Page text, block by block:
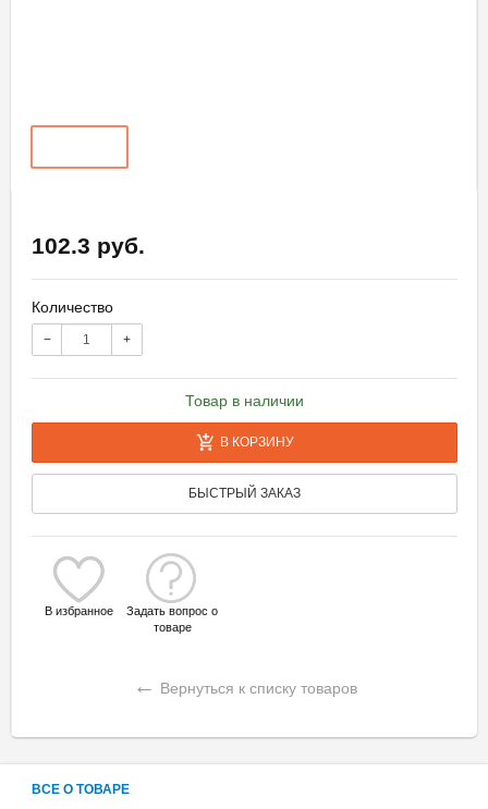
102.3 руб.
Количество
− +
Товар в наличии
В КОРЗИНУ
БЫСТРЫЙ ЗАКАЗ
В избранное
Задать вопрос о
товаре
← Вернуться к списку товаров
ВСЕ О ТОВАРЕ